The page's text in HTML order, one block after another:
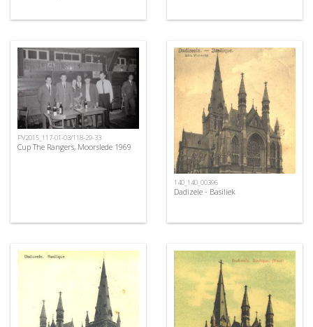
PV2015_117-01-03/118-29-33
Cup The Rangers, Moorslede 1969
140_140_00396
Dadizele - Basiliek